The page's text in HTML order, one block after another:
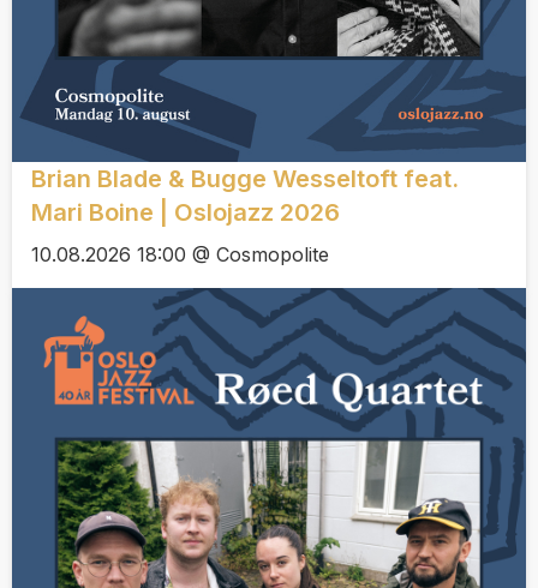
Brian Blade & Bugge Wesseltoft feat.
Mari Boine | Oslojazz 2026
10.08.2026 18:00 @ Cosmopolite